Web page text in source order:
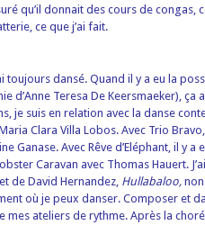
qu’il donnait des cours de congas,
ce que j’ai fait.
toujours dansé. Quand il y a eu la
d’Anne Teresa De Keersmaeker), ça
je suis en relation avec la danse
Clara Villa Lobos. Avec Trio
Ganase. Avec Rêve d’Eléphant, il y
Caravan avec Thomas Hauert.
de David Hernandez, Hullabaloo,
où je peux danser. Composer et
mes ateliers de rythme. Après la